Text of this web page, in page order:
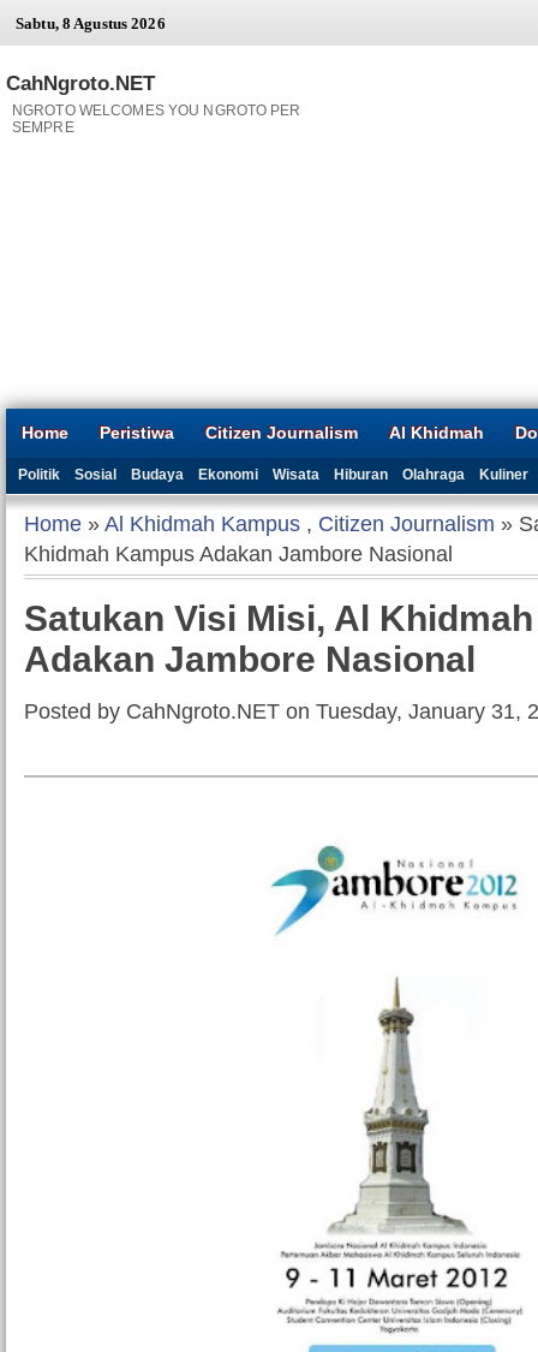
Sabtu, 8 Agustus 2026
CahNgroto.NET
NGROTO WELCOMES YOU NGROTO PER
SEMPRE
Home Peristiwa Citizen Journalism Al Khidmah
Politik Sosial Budaya Ekonomi Wisata Hiburan Olahraga Kuliner
Home »Al Khidmah Kampus , Citizen Journalism »
Khidmah Kampus Adakan Jambore Nasional
Satukan Visi Misi, Al
Adakan Jambore Nasional
Posted by CahNgroto.NET on Tuesday, January 31,